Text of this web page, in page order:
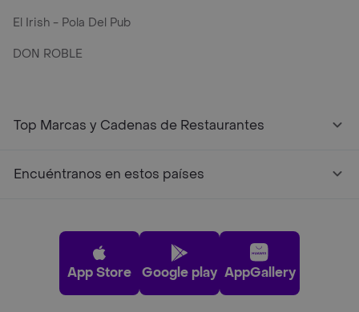
El Irish - Pola Del Pub
DON ROBLE
Top Marcas y Cadenas de Restaurantes
Encuéntranos en estos países
App Store Google play AppGallery